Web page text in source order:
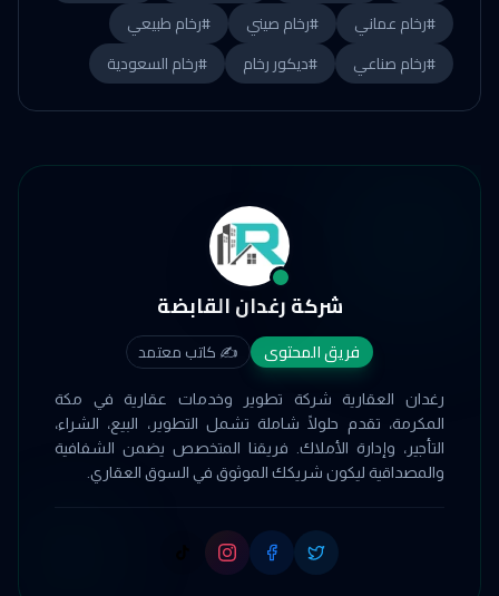
#رخام عماني #رخام صيني #رخام طبيعي
#رخام صناعي #ديكور رخام #رخام السعودية
شركة رغدان القابضة
فريق المحتوى ✍️كاتب معتمد
رغدان العقارية شركة تطوير وخدمات عقارية في مكة
المكرمة، تقدم حلولًا شاملة تشمل التطوير، البيع، الشراء،
التأجير، وإدارة الأملاك. فريقنا المتخصص يضمن الشفافية
والمصداقية ليكون شريكك الموثوق في السوق العقاري.